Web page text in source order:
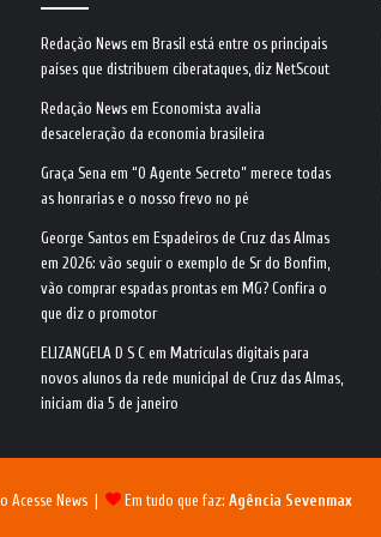
Redação News em Brasil está entre os principais
países que distribuem ciberataques, diz NetScout
Redação News em Economista avalia
desaceleração da economia brasileira
Graça Sena em“O Agente Secreto” merece todas
as honrarias e o nosso frevo no pé
George Santos em Espadeiros de Cruz das Almas
em 2026: vão seguir o exemplo de Sr do Bonfim,
vão comprar espadas prontas em MG? Confira o
que diz o promotor
ELIZANGELA D S C em Matrículas digitais para
novos alunos da rede municipal de Cruz das Almas,
iniciam dia 5 de janeiro
Acesse News | Em tudo que faz: Agência Sevenmax